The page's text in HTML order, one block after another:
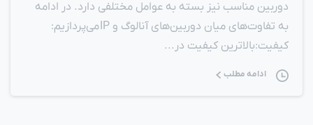
دوربین مناسب نیز بسته به عوامل مختلفی دارد. در ادامه
به تفاوت‌های میان دوربین‌های آنالوگ و IP می‌پردازیم:
کیفیت:بالاترین کیفیت در...
ادامه مطلب